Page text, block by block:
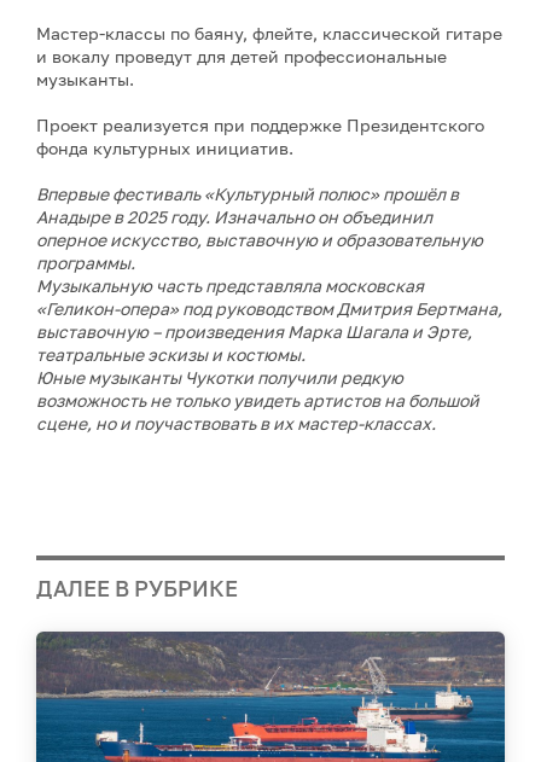
Мастер-классы по баяну, флейте, классической гитаре
и вокалу проведут для детей профессиональные
музыканты.
Проект реализуется при поддержке Президентского
фонда культурных инициатив.
Впервые фестиваль «Культурный полюс» прошёл в
Анадыре в 2025 году. Изначально он объединил
оперное искусство, выставочную и образовательную
программы.
Музыкальную часть представляла московская
«Геликон-опера» под руководством Дмитрия Бертмана,
выставочную – произведения Марка Шагала и Эрте,
театральные эскизы и костюмы.
Юные музыканты Чукотки получили редкую
возможность не только увидеть артистов на большой
сцене, но и поучаствовать в их мастер-классах.
ДАЛЕЕ В РУБРИКЕ